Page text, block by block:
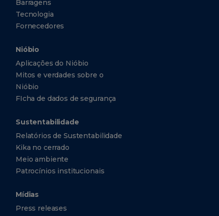
Barragens
Tecnologia
Fornecedores
Nióbio
Aplicações do Nióbio
Mitos e verdades sobre o
Nióbio
FIcha de dados de segurança
Sustentabilidade
Relatórios de Sustentabilidade
Kika no cerrado
Meio ambiente
Patrocínios institucionais
Mídias
Press releases